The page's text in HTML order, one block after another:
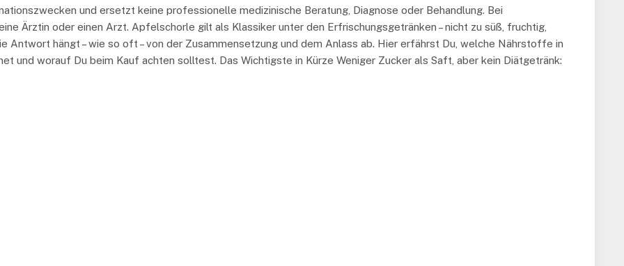
und ersetzt keine professionelle medizinische Beratung, Diagnose oder Behandlung. Bei
Ärztin oder einen Arzt. Apfelschorle gilt als Klassiker unter den Erfrischungsgetränken – nicht zu süß, fruchtig,
Antwort hängt – wie so oft – von der Zusammensetzung und dem Anlass ab. Hier erfährst Du, welche Nährstoffe in
und worauf Du beim Kauf achten solltest. Das Wichtigste in Kürze Weniger Zucker als Saft, aber kein Diätgetränk: